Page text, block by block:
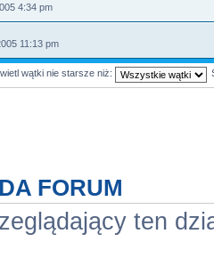
4:34 pm
11:13 pm
wątki nie starsze niż:
FORUM
ten